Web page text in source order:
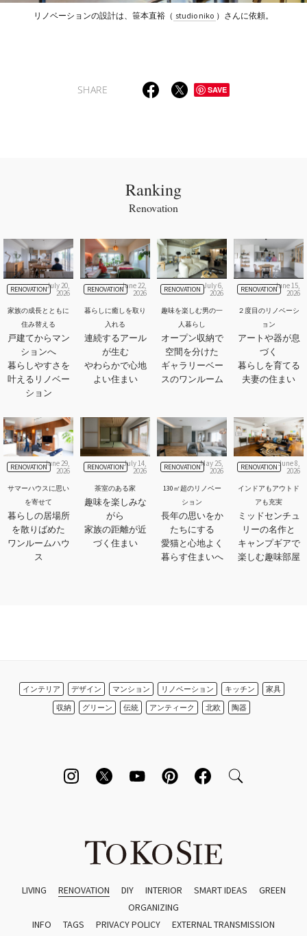
リノベーションの設計は、笹本直裕（ studio niko ）さんに依頼。
SHARE SAVE
Ranking
Renovation
RENOVATIONJuly 20,
2026
家族の成長とともに
住み替える
戸建てからマン
ションへ
暮らしやすさを
叶えるリノベー
ション
RENOVATIONJune 22,
2026
暮らしに癒しを取り
入れる
連続するアール
が生む
やわらかで心地
よい住まい
RENOVATION July 6,
2026
趣味を楽しむ男の一
人暮らし
オープン収納で
空間を分けた
ギャラリーベー
スのワンルーム
RENOVATIONJune 15,
2026
２度目のリノベーシ
ョン
アートや器が息
づく
暮らしを育てる
夫妻の住まい
RENOVATIONJune 29,
2026
サマーハウスに思い
を寄せて
暮らしの居場所
を散りばめた
ワンルームハウ
ス
RENOVATIONJuly 14,
2026
茶室のある家
趣味を楽しみな
がら
家族の距離が近
づく住まい
RENOVATIONMay 25,
2026
130㎡超のリノベー
ション
長年の思いをか
たちにする
愛猫と心地よく
暮らす住まいへ
RENOVATIONJune 8,
2026
インドアもアウトド
アも充実
ミッドセンチュ
リーの名作と
キャンプギアで
楽しむ趣味部屋
インテリア デザイン マンション リノベーション キッチン
家具
収納
グリーン 伝統 アンティーク 北欧 陶器
LIVING RENOVATION DIY INTERIOR SMART IDEAS
GREEN
ORGANIZING
INFO
TAGS PRIVACY POLICY
EXTERNAL TRANSMISSION